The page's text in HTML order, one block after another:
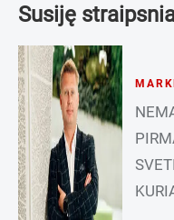
Susiję